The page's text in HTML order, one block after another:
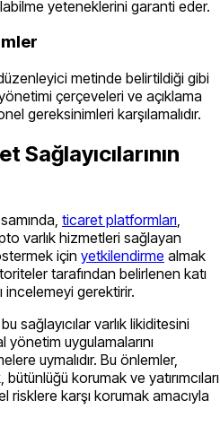
yeteneklerini garanti eder.
metinde belirtildiği gibi
çerçeveleri ve açıklama
gereksinimleri karşılamalıdır.
Sağlayıcılarının
ticaret platformları
varlık hizmetleri sağlayan
için yetkilendirme almak
tarafından belirlenen katı
incelemeyi gerektirir.
sağlayıcılar varlık likiditesini
uygulamalarını
uymalıdır. Bu önlemler,
korumak ve yatırımcıları
risklere karşı korumak amacıyla